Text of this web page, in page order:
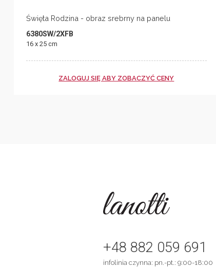
Święta Rodzina - obraz srebrny na panelu
6380SW/2XFB
16 x 25 cm
ZALOGUJ SIĘ ABY ZOBACZYĆ CENY
+48 882 059 691
infolinia czynna: pn.-pt.: 9:00-18:00